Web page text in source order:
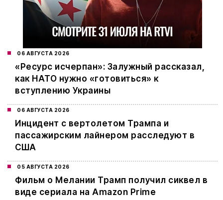
06 АВГУСТА 2026
«Ресурс исчерпан»: Залужный рассказал,
как НАТО нужно «готовиться» к
вступлению Украины
06 АВГУСТА 2026
Инцидент с вертолетом Трампа и
пассажирским лайнером расследуют в
США
05 АВГУСТА 2026
Фильм о Мелании Трамп получил сиквел в
виде сериала на Amazon Prime